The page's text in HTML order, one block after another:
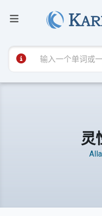
灵